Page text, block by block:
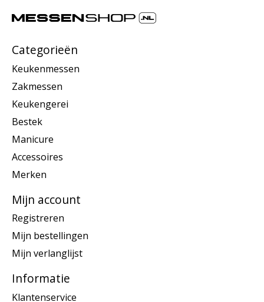
Categorieën
Keukenmessen
Zakmessen
Keukengerei
Bestek
Manicure
Accessoires
Merken
Mijn account
Registreren
Mijn bestellingen
Mijn verlanglijst
Informatie
Klantenservice